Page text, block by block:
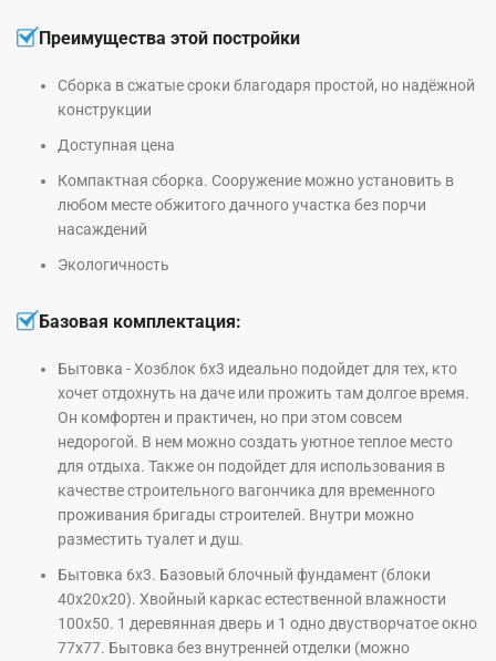
Преимущества этой постройки
Сборка в сжатые сроки благодаря простой, но надёжной
конструкции
Доступная цена
Компактная сборка. Сооружение можно установить в
любом месте обжитого дачного участка без порчи
насаждений
Экологичность
Базовая комплектация:
Бытовка - Хозблок 6х3 идеально подойдет для тех, кто
хочет отдохнуть на даче или прожить там долгое время.
Он комфортен и практичен, но при этом совсем
недорогой. В нем можно создать уютное теплое место
для отдыха. Также он подойдет для использования в
качестве строительного вагончика для временного
проживания бригады строителей. Внутри можно
разместить туалет и душ.
Бытовка 6х3. Базовый блочный фундамент (блоки
40х20х20). Хвойный каркас естественной влажности
100х50. 1 деревянная дверь и 1 одно двустворчатое окно
77х77. Бытовка без внутренней отделки (можно